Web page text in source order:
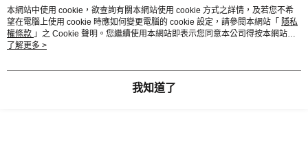
本網站中使用 cookie，欲查詢有關本網站使用 cookie 方式之詳情，及若您不希
望在電腦上使用 cookie 時應如何變更電腦的 cookie 設定，請參閱本網站「 隱私
權條款 」之 Cookie 聲明。您繼續使用本網站即表示您同意本公司得按本網站使
用條款之 Cookie 聲明使用 cookie。
了解更多 >
我知道了